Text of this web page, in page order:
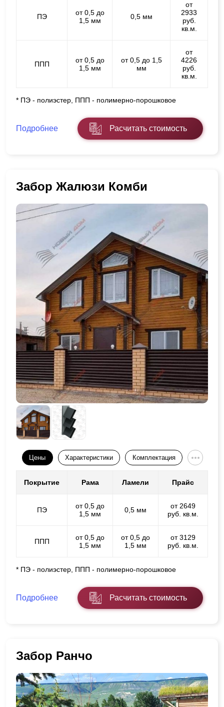
ПЭ
от 0,5 до
1,5 мм
0,5 мм
от
2933
руб.
кв.м.
ППП
от 0,5 до
1,5 мм
от 0,5 до 1,5
мм
от
4226
руб.
кв.м.
* ПЭ - полиэстер, ППП - полимерно-порошковое
Подробнее Расчитать стоимость
Забор Жалюзи Комби
Цены Характеристики Комплектация
Покрытие Рама Ламели Прайс
ПЭ
от 0,5 до
1,5 мм
0,5 мм
от 2649
руб. кв.м.
ППП
от 0,5 до
1,5 мм
от 0,5 до
1,5 мм
от 3129
руб. кв.м.
* ПЭ - полиэстер, ППП - полимерно-порошковое
Подробнее Расчитать стоимость
Забор Ранчо